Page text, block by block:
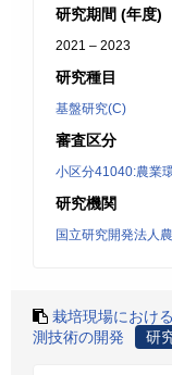
研究期間 (年度)
2021 – 2023
研究種目
基盤研究(C)
審査区分
小区分41040:農業
研究機関
国立研究開発法人
栽培現場におけ
測技術の開発
研